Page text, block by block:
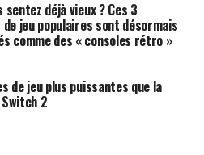
sentez déjà vieux ? Ces 3
jeu populaires sont désormais
comme des « consoles rétro »
de jeu plus puissantes que la
2